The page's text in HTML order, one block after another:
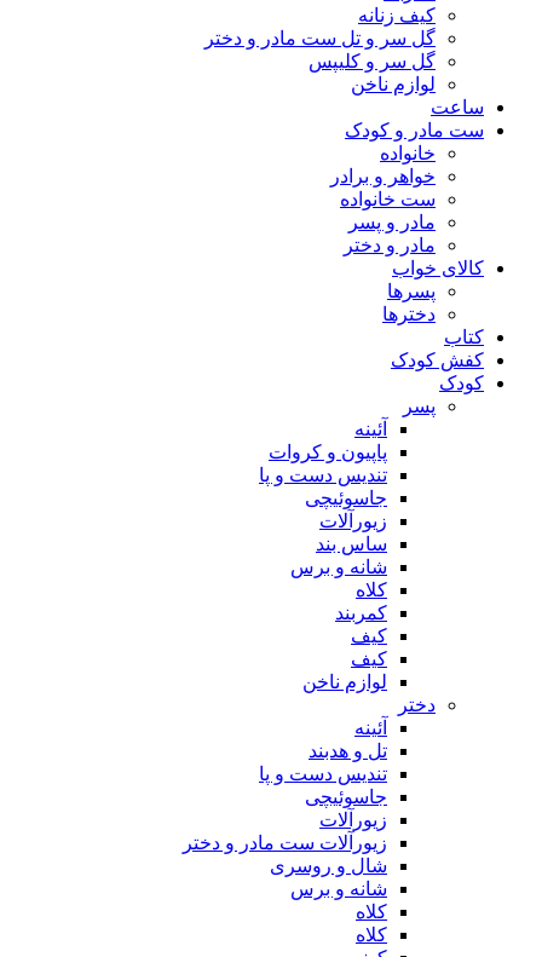
کیف زنانه
گل سر و تل ست مادر و دختر
گل سر و کلیپس
لوازم ناخن
ساعت
ست مادر و کودک
خانواده
خواهر و برادر
ست خانواده
مادر و پسر
مادر و دختر
کالای خواب
پسرها
دخترها
کتاب
کفش کودک
کودک
پسر
آئینه
پاپیون و کروات
تندیس دست و پا
جاسوئیچی
زیورآلات
ساس بند
شانه و برس
کلاه
کمربند
کیف
کیف
لوازم ناخن
دختر
آئینه
تل و هدبند
تندیس دست و پا
جاسوئیچی
زیورآلات
زیورآلات ست مادر و دختر
شال و روسری
شانه و برس
کلاه
کلاه